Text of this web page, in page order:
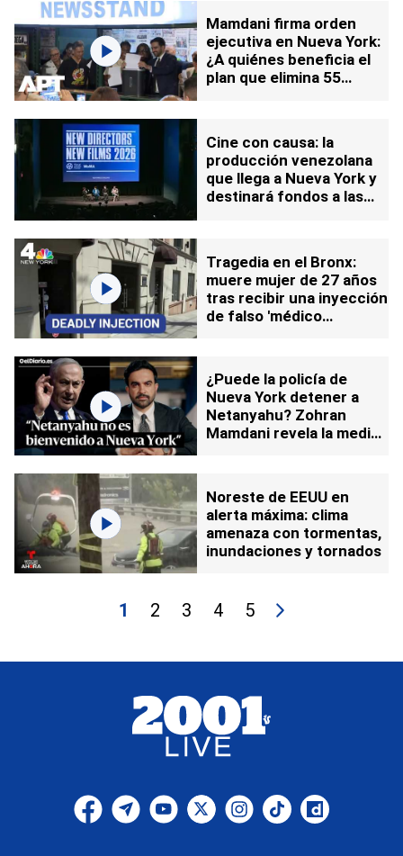
Mamdani firma orden
ejecutiva en Nueva York:
¿A quiénes beneficia el
plan que elimina 55
Cine con causa: la
producción venezolana
que llega a Nueva York y
destinará fondos a las
Tragedia en el Bronx:
muere mujer de 27 años
tras recibir una inyección
de falso 'médico
¿Puede la policía de
Nueva York detener a
Netanyahu? Zohran
Mamdani revela la medida
Noreste de EEUU en
alerta máxima: clima
amenaza con tormentas,
inundaciones y tornados
1 2 3 4 5